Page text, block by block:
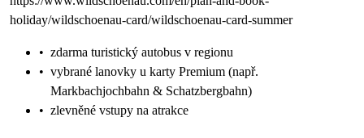
holiday/wildschoenau-card/wildschoenau-card-summer
• zdarma turistický autobus v regionu
• vybrané lanovky u karty Premium (např.
Markbachjochbahn & Schatzbergbahn)
• zlevněné vstupy na atrakce